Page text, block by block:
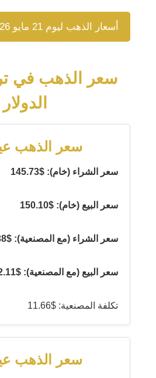
أسعار الذهب ليوم 21 مايو 2026
سعر الذهب في
الدولار
سعر الذهب
سعر الشراء (خام): $145.73
سعر البيع (خام): $150.10
سعر الشراء (مع المصنعية): $157.38
سعر البيع (مع المصنعية): $162.11
تكلفة المصنعية: $11.66
سعر الذهب عيار